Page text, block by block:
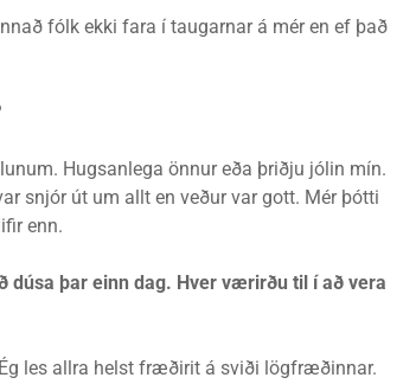
fólk ekki fara í taugarnar á mér en ef það
Hugsanlega önnur eða þriðju jólin mín.
snjór út um allt en veður var gott. Mér þótti
enn.
þar einn dag. Hver værirðu til í að vera
Ég les allra helst fræðirit á sviði lögfræðinnar.